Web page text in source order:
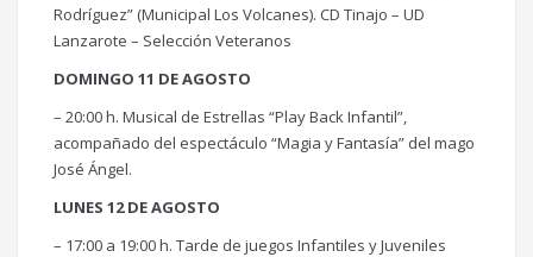
Rodríguez” (Municipal Los Volcanes). CD Tinajo – UD
Lanzarote – Selección Veteranos
DOMINGO 11 DE AGOSTO
– 20:00 h. Musical de Estrellas “Play Back Infantil”,
acompañado del espectáculo “Magia y Fantasía” del mago
José Ángel.
LUNES 12 DE AGOSTO
– 17:00 a 19:00 h. Tarde de juegos Infantiles y Juveniles